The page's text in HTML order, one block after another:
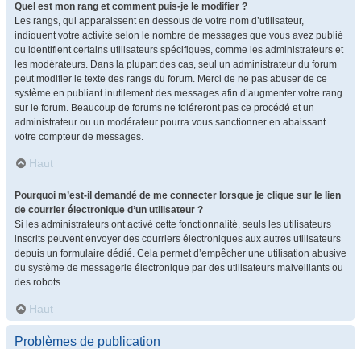
Quel est mon rang et comment puis-je le modifier ?
Les rangs, qui apparaissent en dessous de votre nom d’utilisateur,
indiquent votre activité selon le nombre de messages que vous avez publié
ou identifient certains utilisateurs spécifiques, comme les administrateurs et
les modérateurs. Dans la plupart des cas, seul un administrateur du forum
peut modifier le texte des rangs du forum. Merci de ne pas abuser de ce
système en publiant inutilement des messages afin d’augmenter votre rang
sur le forum. Beaucoup de forums ne toléreront pas ce procédé et un
administrateur ou un modérateur pourra vous sanctionner en abaissant
votre compteur de messages.
Haut
Pourquoi m’est-il demandé de me connecter lorsque je clique sur le lien
de courrier électronique d’un utilisateur ?
Si les administrateurs ont activé cette fonctionnalité, seuls les utilisateurs
inscrits peuvent envoyer des courriers électroniques aux autres utilisateurs
depuis un formulaire dédié. Cela permet d’empêcher une utilisation abusive
du système de messagerie électronique par des utilisateurs malveillants ou
des robots.
Haut
Problèmes de publication